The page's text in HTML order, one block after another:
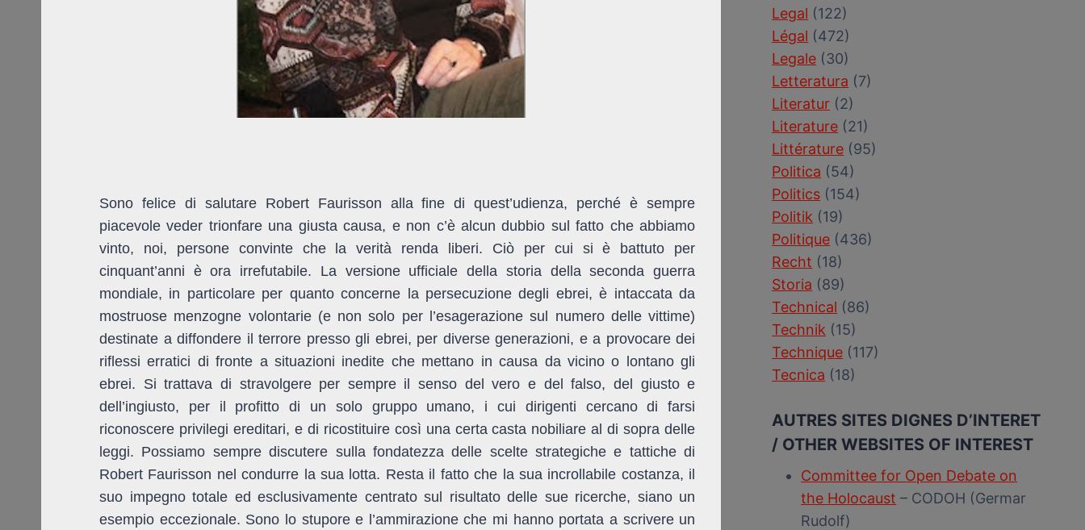
Sono felice di salutare Robert Faurisson alla fine di quest’udienza, perché è sempre
piacevole veder trionfare una giusta causa, e non c’è alcun dubbio sul fatto che abbiamo
vinto, noi, persone convinte che la verità renda liberi. Ciò per cui si è battuto per
cinquant’anni è ora irrefutabile. La versione ufficiale della storia della seconda guerra
mondiale, in particolare per quanto concerne la persecuzione degli ebrei, è intaccata da
mostruose menzogne volontarie (e non solo per l’esagerazione sul numero delle vittime)
destinate a diffondere il terrore presso gli ebrei, per diverse generazioni, e a provocare dei
riflessi erratici di fronte a situazioni inedite che mettano in causa da vicino o lontano gli
ebrei. Si trattava di stravolgere per sempre il senso del vero e del falso, del giusto e
dell’ingiusto, per il profitto di un solo gruppo umano, i cui dirigenti cercano di farsi
riconoscere privilegi ereditari, e di ricostituire così una certa casta nobiliare al di sopra delle
leggi. Possiamo sempre discutere sulla fondatezza delle scelte strategiche e tattiche di
Robert Faurisson nel condurre la sua lotta. Resta il fatto che la sua incrollabile costanza, il
suo impegno totale ed esclusivamente centrato sul risultato delle sue ricerche, siano un
esempio eccezionale. Sono lo stupore e l’ammirazione che mi hanno portata a scrivere un
Legal (122)
Légal (472)
Legale (30)
Letteratura (7)
Literatur (2)
Literature (21)
Littérature (95)
Politica (54)
Politics (154)
Politik (19)
Politique (436)
Recht (18)
Storia (89)
Technical (86)
Technik (15)
Technique (117)
Tecnica (18)
AUTRES SITES DIGNES D’INTERET
/ OTHER WEBSITES OF INTEREST
Committee for Open Debate on
the Holocaust – CODOH (Germar
Rudolf)